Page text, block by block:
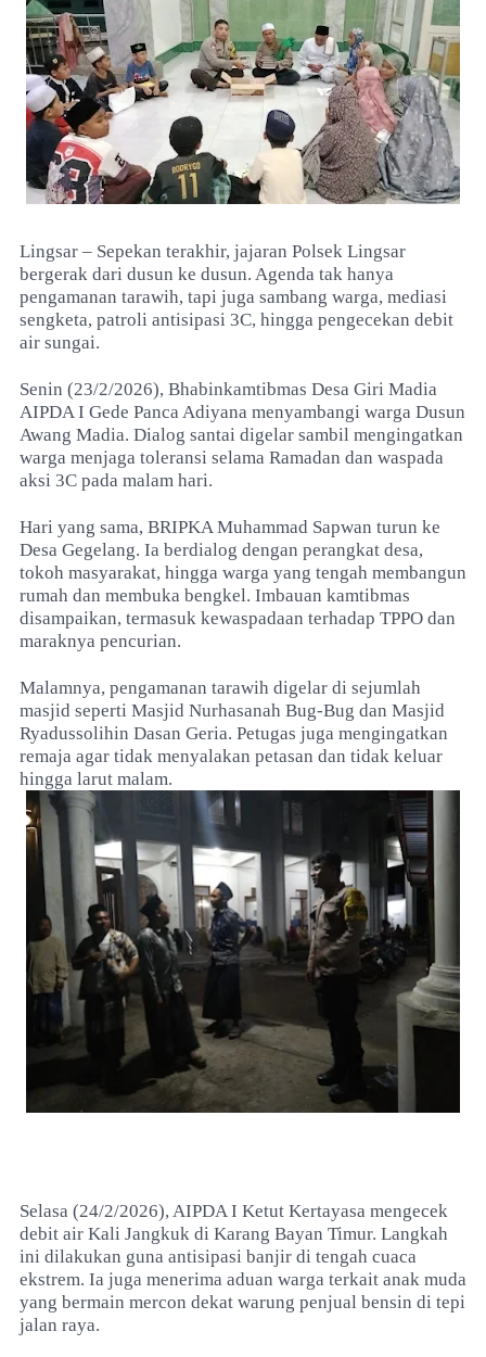
Lingsar – Sepekan terakhir, jajaran Polsek Lingsar
bergerak dari dusun ke dusun. Agenda tak hanya
pengamanan tarawih, tapi juga sambang warga, mediasi
sengketa, patroli antisipasi 3C, hingga pengecekan debit
air sungai.
Senin (23/2/2026), Bhabinkamtibmas Desa Giri Madia
AIPDA I Gede Panca Adiyana menyambangi warga Dusun
Awang Madia. Dialog santai digelar sambil mengingatkan
warga menjaga toleransi selama Ramadan dan waspada
aksi 3C pada malam hari.
Hari yang sama, BRIPKA Muhammad Sapwan turun ke
Desa Gegelang. Ia berdialog dengan perangkat desa,
tokoh masyarakat, hingga warga yang tengah membangun
rumah dan membuka bengkel. Imbauan kamtibmas
disampaikan, termasuk kewaspadaan terhadap TPPO dan
maraknya pencurian.
Malamnya, pengamanan tarawih digelar di sejumlah
masjid seperti Masjid Nurhasanah Bug-Bug dan Masjid
Ryadussolihin Dasan Geria. Petugas juga mengingatkan
remaja agar tidak menyalakan petasan dan tidak keluar
hingga larut malam.
Selasa (24/2/2026), AIPDA I Ketut Kertayasa mengecek
debit air Kali Jangkuk di Karang Bayan Timur. Langkah
ini dilakukan guna antisipasi banjir di tengah cuaca
ekstrem. Ia juga menerima aduan warga terkait anak muda
yang bermain mercon dekat warung penjual bensin di tepi
jalan raya.